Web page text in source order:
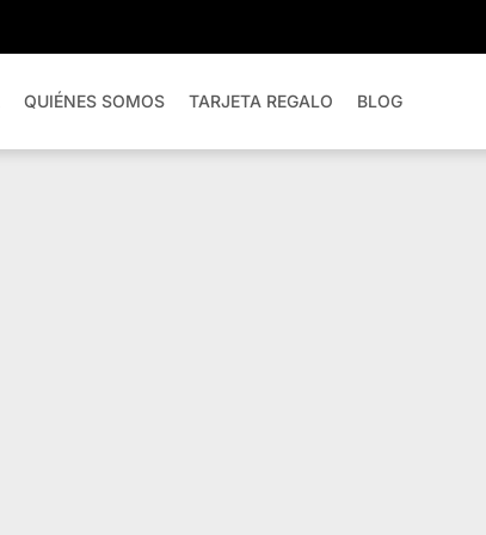
QUIÉNES SOMOS TARJETA REGALO BLOG